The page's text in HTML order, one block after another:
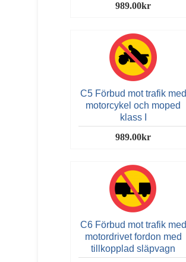
989.00kr
C5 Förbud mot trafik med
motorcykel och moped
klass I
989.00kr
C6 Förbud mot trafik med
motordrivet fordon med
tillkopplad släpvagn